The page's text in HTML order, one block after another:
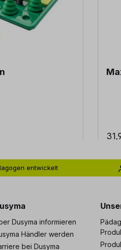
entwickelt
Dusyma informieren
Händler werden
bei Dusyma